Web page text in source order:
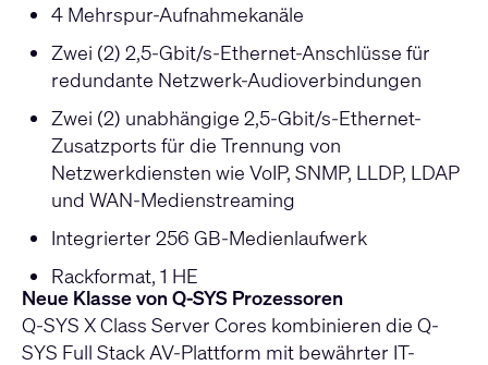
4 Mehrspur-Aufnahmekanäle
Zwei (2) 2,5-Gbit/s-Ethernet-Anschlüsse für
redundante Netzwerk-Audioverbindungen
Zwei (2) unabhängige 2,5-Gbit/s-Ethernet-
Zusatzports für die Trennung von
Netzwerkdiensten wie VoIP, SNMP, LLDP, LDAP
und WAN-Medienstreaming
Integrierter 256 GB-Medienlaufwerk
Rackformat, 1 HE
Neue Klasse von Q-SYS Prozessoren
Q-SYS X Class Server Cores kombinieren die Q-
SYS Full Stack AV-Plattform mit bewährter IT-